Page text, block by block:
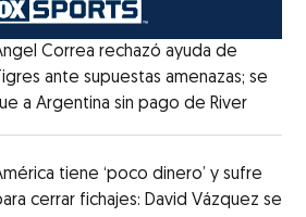
Correa rechazó ayuda de
ante supuestas amenazas; se
a Argentina sin pago de RiverOpens
tiene ‘poco dinero’ y sufre
cerrar fichajes: David Vázquez se